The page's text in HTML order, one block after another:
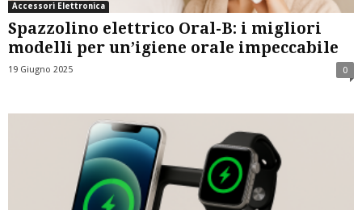
Accessori Elettronica
Spazzolino elettrico Oral-B: i migliori
modelli per un’igiene orale impeccabile
19 Giugno 2025 0